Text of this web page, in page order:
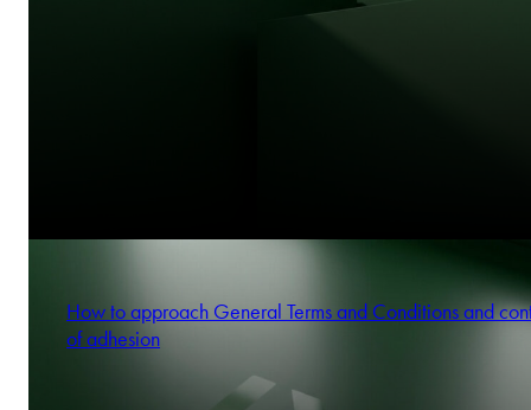
How to approach General Terms and Conditions and
of adhesion